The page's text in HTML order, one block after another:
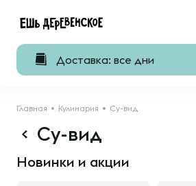
Доставка: все дни
Главная Кулинария Су-вид
Су-вид
Новинки и акции